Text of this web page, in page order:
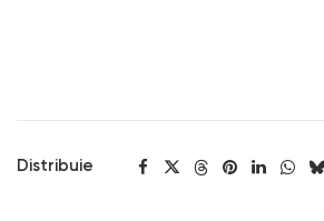
Distribuie